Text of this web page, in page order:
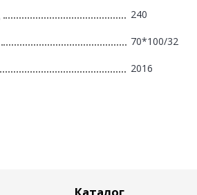
240
70*100/32
2016